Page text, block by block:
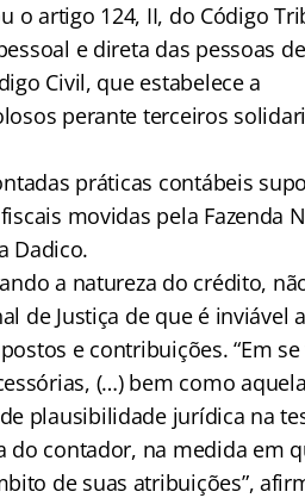
o artigo 124, II, do Código
e direta das pessoas
Civil, que estabelece a
perante terceiros
práticas contábeis
movidas pela Fazenda
Dadico.
a natureza do crédito,
de Justiça de que é inviável
e contribuições. “Em
(…) bem como
plausibilidade jurídica na
do contador, na medida em
de suas atribuições”,